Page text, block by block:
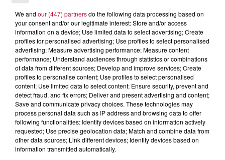
Que Choisir Ensemble est une association créée en
1951 avec une mission :informer, conseiller et
défendre les consommateurs.Que ce soit pour le
logement, les assurances, la santé ou d’autres sujets,
ils sont là pour vous aider !
Victime d’une arnaque ? Besoin d’un conseil ?
Contactez l’antenne la plus proche. À Sète et autour
du bassin de Thau, Que Choisir Ensemble est joignable
Par téléphone au 04 30 41 53 30
Par mail contact@sete.ufcquechoisir.fr
Horaires d’ouverture :
We and our (447) partnersdo the following data processing based on
your consent and/or our legitimate interest: Store and/or access
information on a device; Use limited data to select advertising; Create
profiles for personalised advertising; Use profiles to select personalised
advertising; Measure advertising performance; Measure content
performance; Understand audiences through statistics or combinations
of data from different sources; Develop and improve services; Create
profiles to personalise content; Use profiles to select personalised
content; Use limited data to select content; Ensure security, prevent and
detect fraud, and fix errors; Deliver and present advertising and content;
Save and communicate privacy choices. These technologies may
process personal data such as IP address and browsing data to offer
following functionalities: Identify devices based on information actively
requested; Use precise geolocation data; Match and combine data from
other data sources; Link different devices; Identify devices based on
information transmitted automatically.